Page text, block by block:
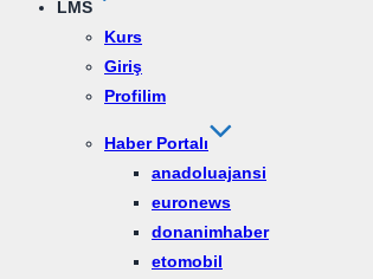
LMS
Kurs
Giriş
Profilim
Haber Portalı
anadoluajansi
euronews
donanimhaber
etomobil